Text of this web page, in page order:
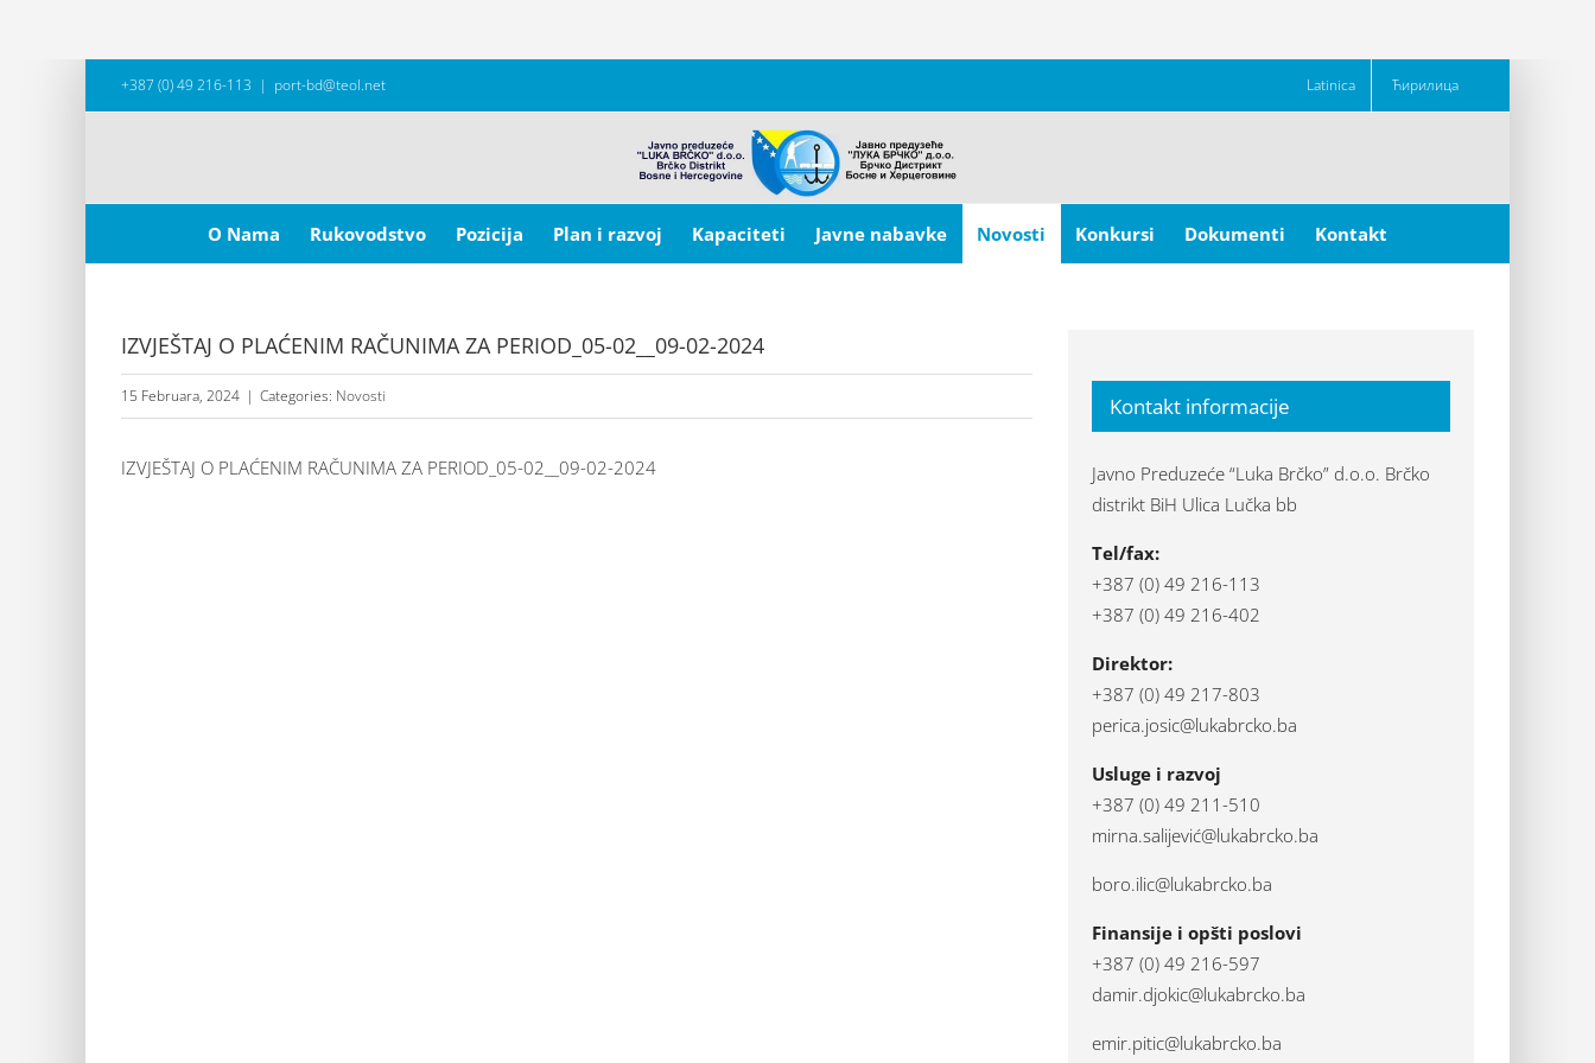
+387 (0) 49 216-113 | port-bd@teol.net Latinica Ћирилица
for:
O Nama
Rukovodstvo Pozicija Plan i razvoj Kapaciteti Javne nabavke Novosti Konkursi Dokumenti Kontakt
IZVJEŠTAJ O PLAĆENIM RAČUNIMA ZA PERIOD_05-02__09-02-2024
15 Februara, 2024 | Categories: Novosti
IZVJEŠTAJ O PLAĆENIM RAČUNIMA ZA PERIOD_05-02__09-02-2024
Kontakt informacije
Javno Preduzeće “Luka Brčko” d.o.o. Brčko
distrikt BiH Ulica Lučka bb
Tel/fax:
+387 (0) 49 216-113
+387 (0) 49 216-402
Direktor:
+387 (0) 49 217-803
perica.josic@lukabrcko.ba
Usluge i razvoj
+387 (0) 49 211-510
mirna.salijević@lukabrcko.ba
boro.ilic@lukabrcko.ba
Finansije i opšti poslovi
+387 (0) 49 216-597
damir.djokic@lukabrcko.ba
emir.pitic@lukabrcko.ba